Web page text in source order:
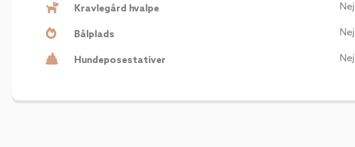
Kravlegård hvalpe Nej
Bålplads Nej
Hundeposestativer Nej